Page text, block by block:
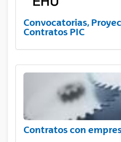
Convocatorias,
Contratos PIC
Contratos con